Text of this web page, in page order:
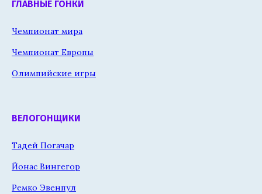
ГЛАВНЫЕ ГОНКИ
Чемпионат мира
Чемпионат Европы
Олимпийские игры
ВЕЛОГОНЩИКИ
Тадей Погачар
Йонас Вингегор
Ремко Эвенпул